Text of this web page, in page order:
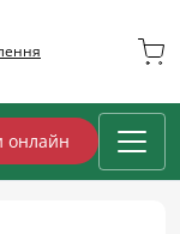
онлайн